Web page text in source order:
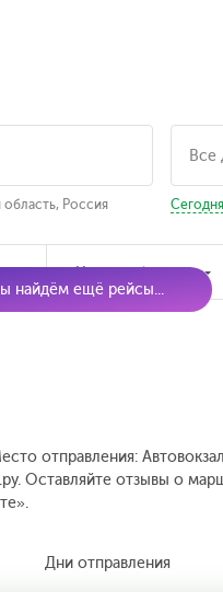
область, Россия Сегодня
Наличие билетов
отправления:
Оставляйте отзывы о
найдём ещё рейсы...
Дни отправления